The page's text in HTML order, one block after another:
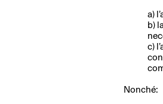
a)
b)
c)
Nonché: